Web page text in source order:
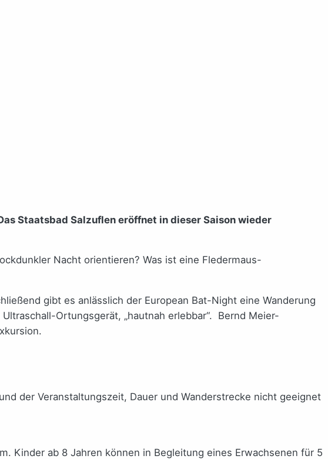
Staatsbad Salzuflen eröffnet in dieser Saison wieder
Nacht orientieren? Was ist eine Fledermaus-
gibt es anlässlich der European Bat-Night eine Wanderung
Ortungsgerät, „hautnah erlebbar“. Bernd Meier-
der Veranstaltungszeit, Dauer und Wanderstrecke nicht geeignet
Kinder ab 8 Jahren können in Begleitung eines Erwachsenen für 5